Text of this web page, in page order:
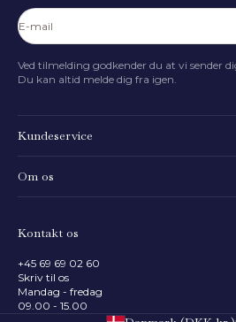
E-mail
Ved tilmelding godkender du at vi sender
Du kan altid melde dig fra igen.
Kundeservice
Om os
Kontakt os
+45 69 69 02 60
Skriv til os
Mandag - fredag
09.00 - 15.00